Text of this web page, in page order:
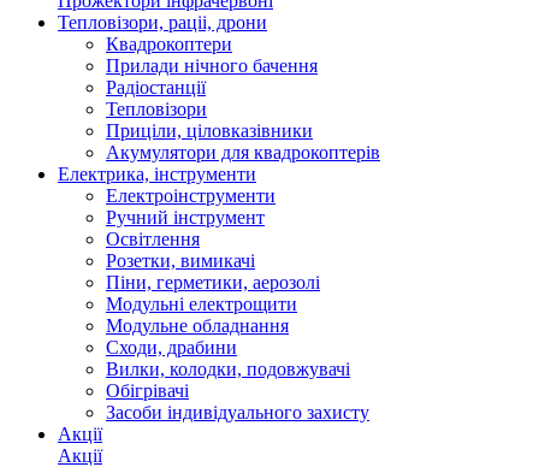
Тепловізори, раціі, дрони
Квадрокоптери
Прилади нічного бачення
Радіостанції
Тепловізори
Приціли, ціловказівники
Акумулятори для квадрокоптерів
Електрика, інструменти
Електроінструменти
Ручний інструмент
Освітлення
Розетки, вимикачі
Піни, герметики, аерозолі
Модульні електрощити
Модульне обладнання
Сходи, драбини
Вилки, колодки, подовжувачі
Обігрівачі
Засоби індивідуального захисту
Акції
Акції